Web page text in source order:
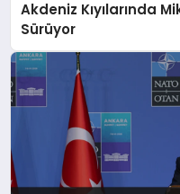
Akdeniz Kıyılarında
Sürüyor